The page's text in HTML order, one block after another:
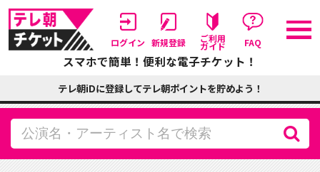
ログイン 新規登録 ご利用
ガイド FAQ
スマホで簡単！便利な電子チケット！
テレ朝iDに登録してテレ朝ポイントを貯めよう！